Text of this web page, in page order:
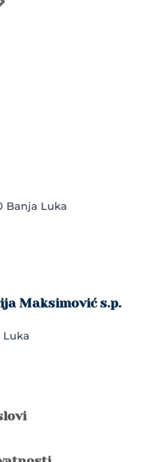
Banja Luka
Maksimović s.p.
Luka